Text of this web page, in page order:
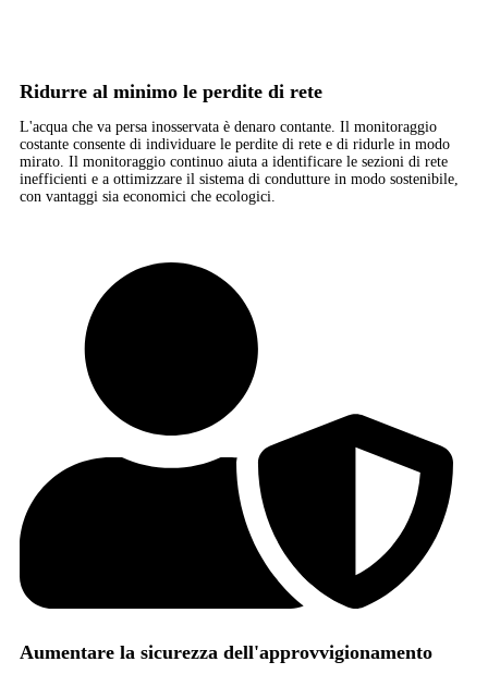
Ridurre al minimo le perdite di rete
L'acqua che va persa inosservata è denaro contante. Il monitoraggio
costante consente di individuare le perdite di rete e di ridurle in modo
mirato. Il monitoraggio continuo aiuta a identificare le sezioni di rete
inefficienti e a ottimizzare il sistema di condutture in modo sostenibile,
con vantaggi sia economici che ecologici.
Aumentare la sicurezza dell'approvvigionamento